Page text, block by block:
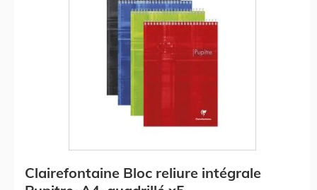
Clairefontaine Bloc reliure intégrale